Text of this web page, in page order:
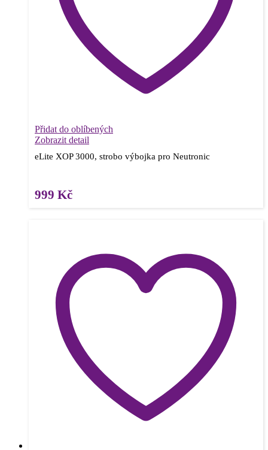
Přidat do oblíbených
Zobrazit detail
eLite XOP 3000, strobo výbojka pro Neutronic
999 Kč